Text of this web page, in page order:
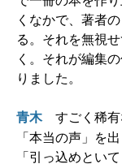
くなかで、著者
る。それを無視
く。それが編集
りました。
青木すごく稀有
「本当の声」を
「引っ込めとい